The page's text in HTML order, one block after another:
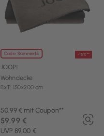
Code: Summer15 -15%**
JOOP!
Wohndecke
BxT: 150x200 cm
50,99 € mit Coupon**
UVP 89,00 €
59,99 €